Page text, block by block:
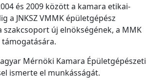
és 2009 között a kamara etikai-
a JNKSZ VMMK épületgépész
új elnökségének, a MMK
támogatására.
Mérnöki Kamara Épületgépészeti
ismerte el munkásságát.